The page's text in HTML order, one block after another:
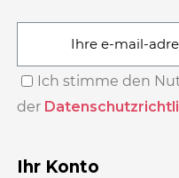
Ich stimme den
der
Ihr Konto